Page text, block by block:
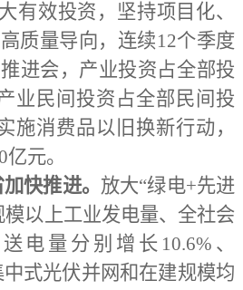
有效投资，坚持项目化、
质量导向，连续12个季度
进会，产业投资占全部投
业民间投资占全部民间投
施消费品以旧换新行动，
元。
快推进。 放大“绿电+先进
以上工业发电量、全社会
电量分别增长10.6%、
中式光伏并网和在建规模均